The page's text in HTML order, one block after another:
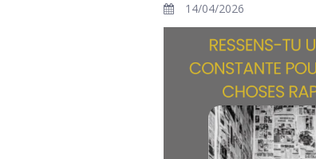
14/04/2026